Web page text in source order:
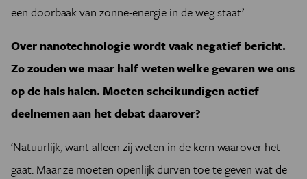
een doorbaak van zonne-energie in de weg staat.’
Over nanotechnologie wordt vaak negatief bericht.
Zo zouden we maar half weten welke gevaren we ons
op de hals halen. Moeten scheikundigen actief
deelnemen aan het debat daarover?
‘Natuurlijk, want alleen zij weten in de kern waarover het
gaat. Maar ze moeten openlijk durven toe te geven wat de